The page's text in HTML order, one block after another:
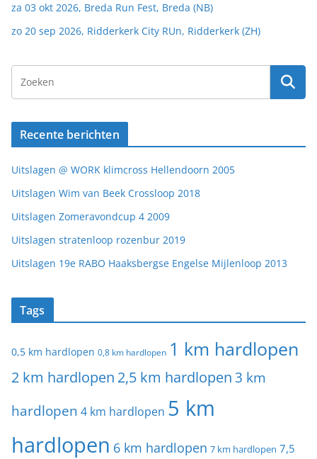
za 03 okt 2026, Breda Run Fest, Breda (NB)
zo 20 sep 2026, Ridderkerk City RUn, Ridderkerk (ZH)
Recente berichten
Uitslagen @ WORK klimcross Hellendoorn 2005
Uitslagen Wim van Beek Crossloop 2018
Uitslagen Zomeravondcup 4 2009
Uitslagen stratenloop rozenbur 2019
Uitslagen 19e RABO Haaksbergse Engelse Mijlenloop 2013
Tags
0,5 km hardlopen 0,8 km hardlopen 1 km hardlopen
2 km hardlopen 2,5 km hardlopen 3 km
hardlopen 4 km hardlopen 5 km
hardlopen 6 km hardlopen 7 km hardlopen 7,5